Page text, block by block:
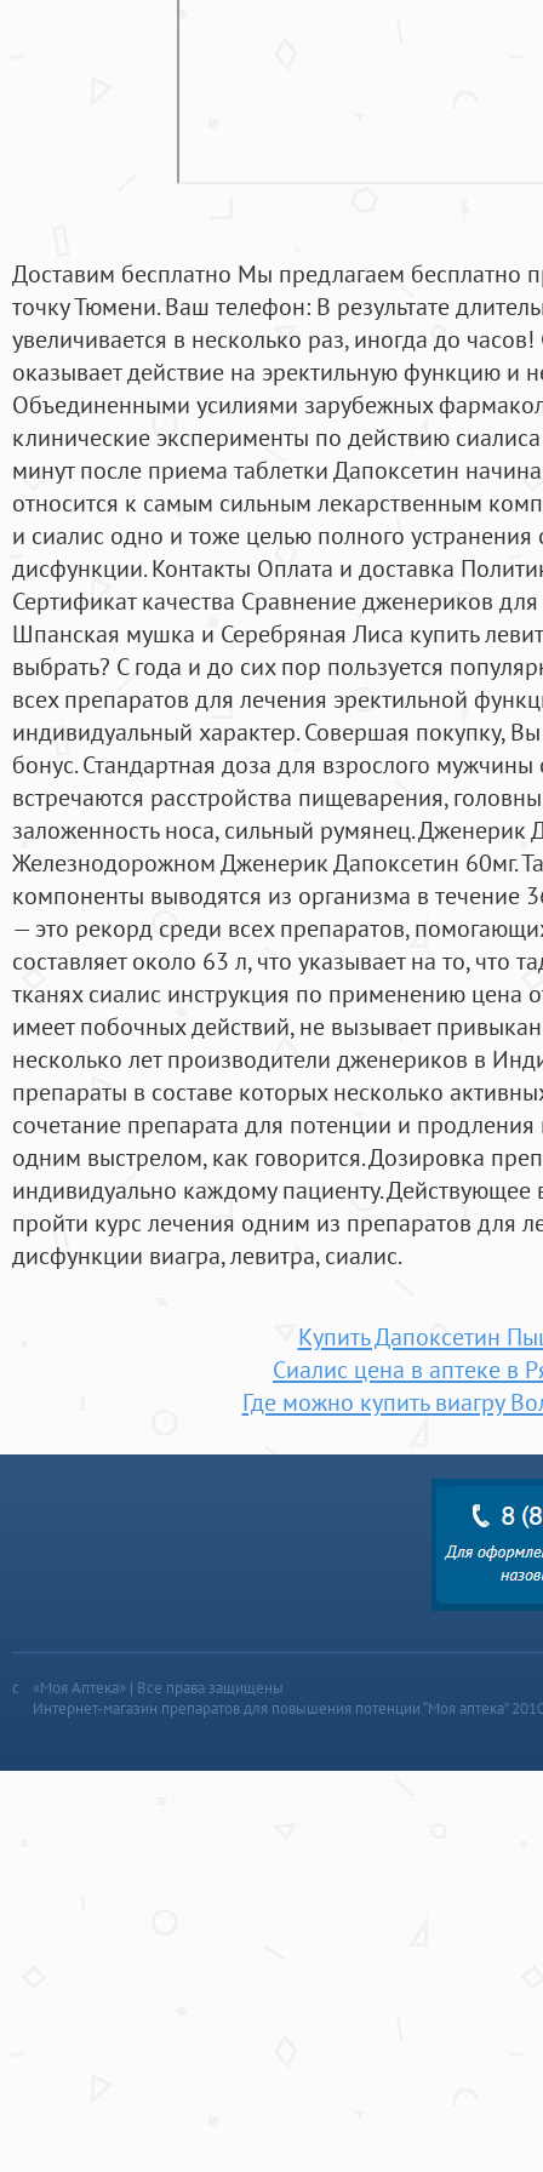
Доставим бесплатно Мы предлагаем бесплатно
точку Тюмени. Ваш телефон: В результате
увеличивается в несколько раз, иногда до
оказывает действие на эректильную функцию и
Объединенными усилиями зарубежных
клинические эксперименты по действию
минут после приема таблетки Дапоксетин
относится к самым сильным лекарственным
и сиалис одно и тоже целью полного
дисфункции. Контакты Оплата и доставка
Сертификат качества Сравнение дженериков
Шпанская мушка и Серебряная Лиса купить
выбрать? С года и до сих пор пользуется
всех препаратов для лечения эректильной
индивидуальный характер. Совершая покупку,
бонус. Стандартная доза для взрослого мужчины
встречаются расстройства пищеварения,
заложенность носа, сильный румянец. Дженерик
Железнодорожном Дженерик Дапоксетин 60мг.
компоненты выводятся из организма в течение
— это рекорд среди всех препаратов,
составляет около 63 л, что указывает на то, что
тканях сиалис инструкция по применению цена
имеет побочных действий, не вызывает
несколько лет производители дженериков в
препараты в составе которых несколько
сочетание препарата для потенции и
одним выстрелом, как говорится. Дозировка
индивидуально каждому пациенту. Действующее
пройти курс лечения одним из препаратов для
дисфункции виагра, левитра, сиалис.
Купить Дапоксетин
Сиалис цена в аптеке в
Где можно купить виагру
«Моя Аптека» | Все права защищены
Интернет-магазин препаратов для повышения потенции “Моя аптека”